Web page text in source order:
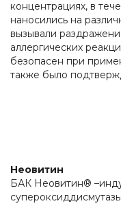
концентрациях, в
наносились на
вызывали
аллергических
безопасен при
также было
Неовитин
БАК Неовитин®